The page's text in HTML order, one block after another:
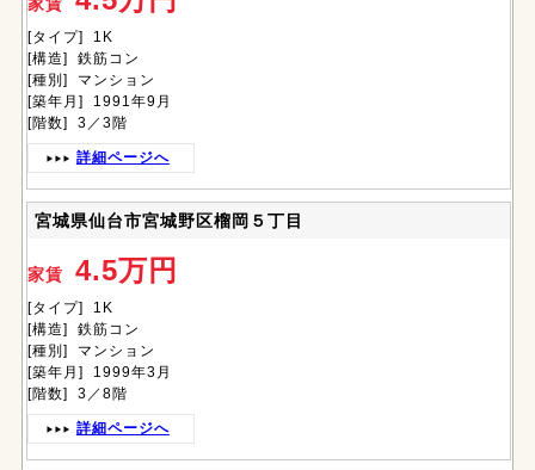
[タイプ] 1K
[構造] 鉄筋コン
[種別] マンション
[築年月] 1991年9月
[階数] 3／3階
詳細ページへ
宮城県仙台市宮城野区榴岡５丁目
家賃 4.5万円
[タイプ] 1K
[構造] 鉄筋コン
[種別] マンション
[築年月] 1999年3月
[階数] 3／8階
詳細ページへ